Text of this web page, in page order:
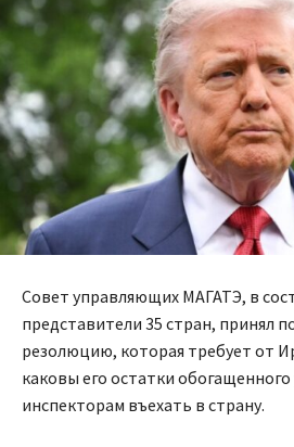
Совет управляющих МАГАТЭ, в
представители 35 стран, принял
резолюцию, которая требует от
каковы его остатки
инспекторам въехать в страну.